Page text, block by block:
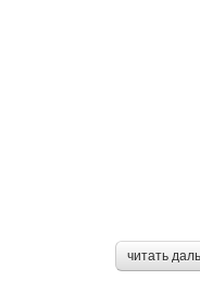
читать